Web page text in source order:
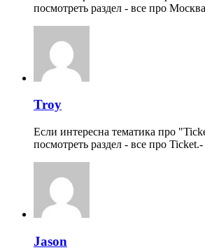
посмотреть раздел - все про
Troy
Если интересна тематика про
посмотреть раздел - все про Ticket.-
Jason